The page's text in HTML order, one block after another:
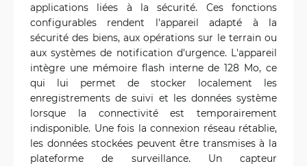
applications liées à la sécurité. Ces fonctions
configurables rendent l'appareil adapté à la
sécurité des biens, aux opérations sur le terrain ou
aux systèmes de notification d'urgence. L'appareil
intègre une mémoire flash interne de 128 Mo, ce
qui lui permet de stocker localement les
enregistrements de suivi et les données système
lorsque la connectivité est temporairement
indisponible. Une fois la connexion réseau rétablie,
les données stockées peuvent être transmises à la
plateforme de surveillance. Un capteur